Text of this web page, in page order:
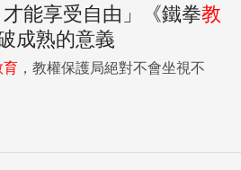
才能享受自由」《鐵拳教
成熟的意義
育 ，教權保護局絕對不會坐視不